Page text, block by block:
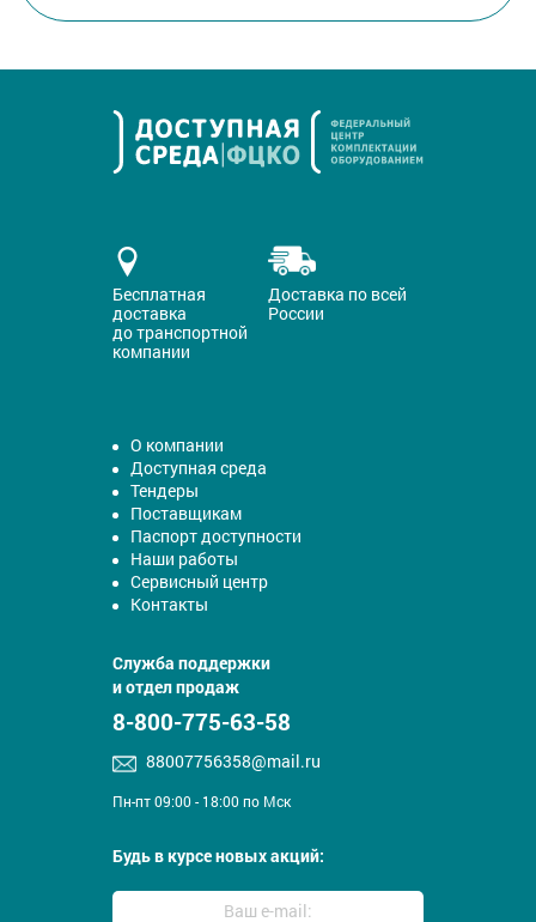
Бесплатная
доставка
до транспортной
компании
Доставка по всей
России
О компании
Доступная среда
Тендеры
Поставщикам
Паспорт доступности
Наши работы
Сервисный центр
Контакты
Служба поддержки
и отдел продаж
8-800-775-63-58
88007756358@mail.ru
Пн-пт 09:00 - 18:00 по Мск
Будь в курсе новых акций: